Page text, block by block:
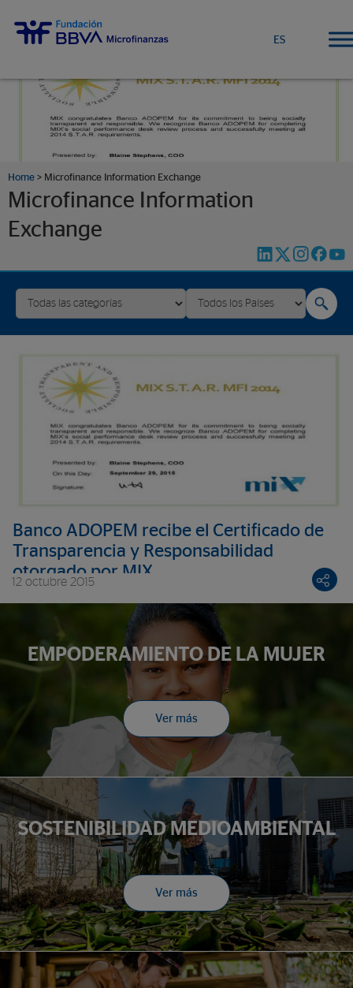
ES
Home > Microfinance Information Exchange
Microfinance Information
Exchange
Banco ADOPEM recibe el Certificado de
Transparencia y Responsabilidad
otorgado por MIX
12 octubre 2015
EMPODERAMIENTO DE LA MUJER
Ver más
SOSTENIBILIDAD MEDIOAMBIENTAL
Ver más